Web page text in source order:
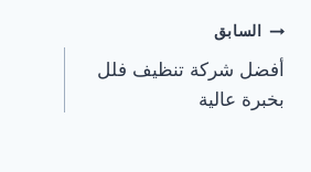
تصفّح
المقالات
السابق
أفضل شركة تنظيف فلل
بخبرة عالية